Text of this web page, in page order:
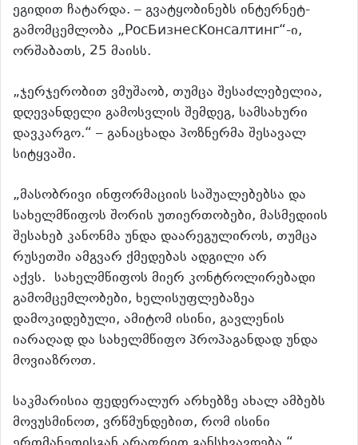
ეგიდით ჩატარდა. – გვატყობინებს ინტერნეტ-
გამომცემლობა „РосБизнесКонсалтинг“-ი,
ორშაბათს, 25 მაისს.
„ჯერჯერობით ვმუშაობ, თუმცა შესაძლებელია,
დღევანდელი გამოსვლის შემდეგ, სამსახური
დავკარგო.“ – განაცხადა პოზნერმა შესავალ
სიტყვაში.
„მასობრივი ინფორმაციის საშუალებებსა და
სახელმწიფოს შორის უთიერთობები, მასმედიის
შესახებ კანონმა უნდა დაარეგულიროს, თუმცა
რუსეთში ამგვარ ქმედებას ადგილი არ
აქვს. სახელმწიფოს მიერ კონტროლირებადი
გამომცემლობები, ხელისუფლებაზეა
დამოკიდებული, ამიტომ ისინი, გავლენის
იარაღად და სახელმწიფო პროპაგანდად უნდა
მოვიაზროთ.
საკმარისია ფედერალურ არხებზე ახალ ამბებს
მოვუსმინოთ, ვრწმუნდებით, რომ ისინი